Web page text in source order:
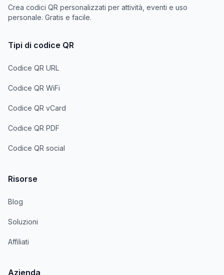
Crea codici QR personalizzati per attività, eventi e uso
personale. Gratis e facile.
Tipi di codice QR
Codice QR URL
Codice QR WiFi
Codice QR vCard
Codice QR PDF
Codice QR social
Risorse
Blog
Soluzioni
Affiliati
Azienda